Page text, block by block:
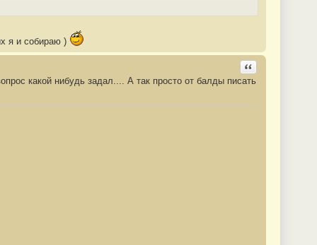
я и собираю )
Ответить с
какой нибудь задал.... А так просто от балды писать